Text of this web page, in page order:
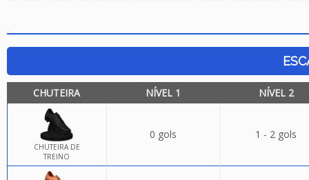
CHUTEIRA NÍVEL 1 NÍVEL 2
CHUTEIRA DE
TREINO
0 gols 1 - 2 gols